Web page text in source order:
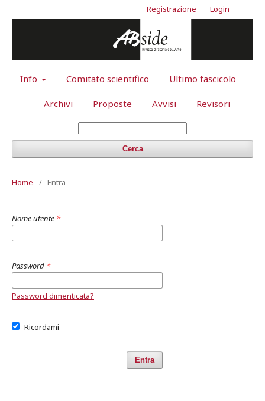
Info Comitato scientifico Ultimo fascicolo
Archivi Proposte Avvisi Revisori
Cerca
Registrazione Login
Home / Entra
Nome utente *
Password *
Password dimenticata?
Ricordami
Entra